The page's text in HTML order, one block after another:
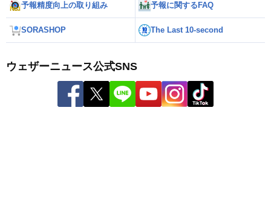
予報精度向上の取り組み 予報に関するFAQ
SORASHOP The Last 10-second
ウェザーニュース公式SNS